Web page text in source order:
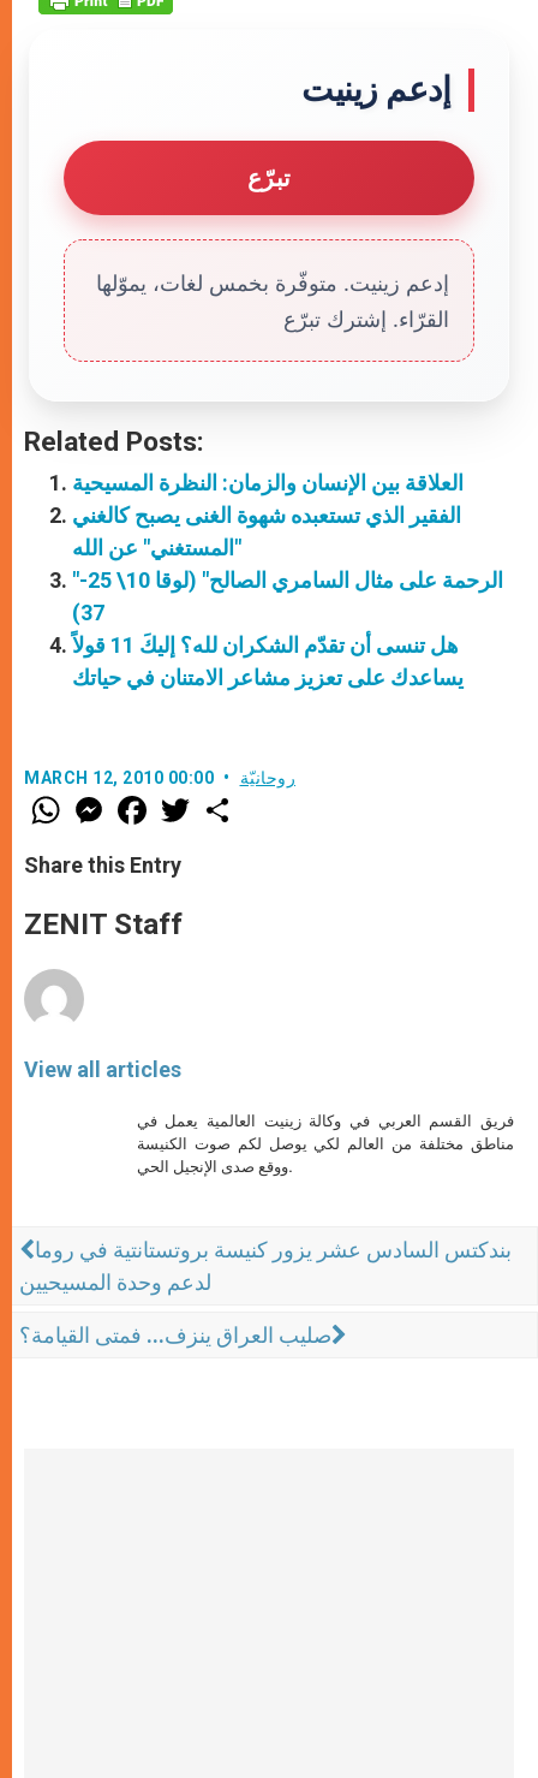
إدعم زينيت
تبرّع
إدعم زينيت. متوفّرة بخمس لغات، يموّلها
القرّاء. إشترك تبرّع
Related Posts:
العلاقة بين الإنسان والزمان: النظرة المسيحية
الفقير الذي تستعبده شهوة الغنى يصبح كالغني
"المستغني" عن الله
"الرحمة على مثال السامري الصالح" (لوقا 10\ 25-
37)
هل تنسى أن تقدّم الشكران لله؟ إليكَ 11 قولاً
يساعدك على تعزيز مشاعر الامتنان في حياتك
MARCH 12, 2010 00:00 روحانيّة
W
h
t
s
p
p
M
e
s
e
g
e
F
a
e
b
o
k
w
Share this Entry
ZENIT Staff
View all articles
فريق القسم العربي في وكالة زينيت العالمية يعمل في
مناطق مختلفة من العالم لكي يوصل لكم صوت الكنيسة
ووقع صدى الإنجيل الحي.
بندكتس السادس عشر يزور كنيسة بروتستانتية في روما
لدعم وحدة المسيحيين
صليب العراق ينزف... فمتى القيامة؟